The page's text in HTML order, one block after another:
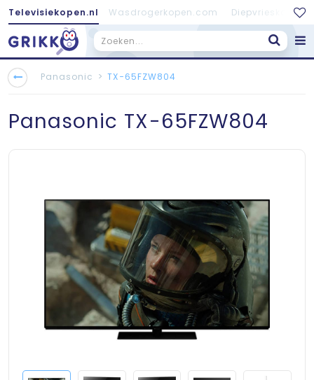
Televisiekopen.nl Wasdrogerkopen.com
Koelkastkopen.nl
Panasonic > TX-65FZW804
Panasonic TX-65FZW804